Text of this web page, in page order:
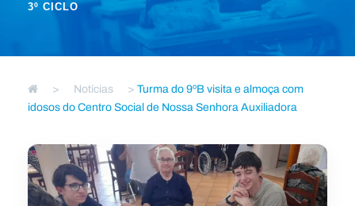
3º CICLO
> Notícias >Turma do 9ºB visita e almoça com
idosos do Centro Social de Nossa Senhora Auxiliadora